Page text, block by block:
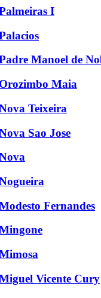
I
Manoel de
Maia
Teixeira
Sao Jose
Fernandes
Vicente Cury